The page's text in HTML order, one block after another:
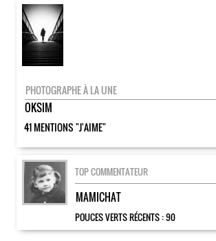
PHOTOGRAPHE À LA UNE
OKSIM
41 MENTIONS "J'AIME"
TOP COMMENTATEUR
MAMICHAT
POUCES VERTS RÉCENTS :90